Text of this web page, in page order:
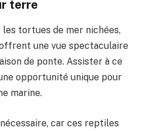
terre
tortues de mer nichées,
offrent une vue spectaculaire
de ponte. Assister à ce
opportunité unique pour
marine.
car ces reptiles